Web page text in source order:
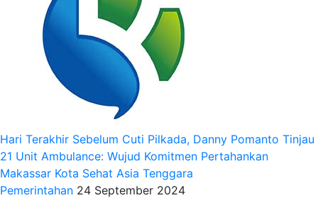
Hari Terakhir Sebelum Cuti Pilkada, Danny Pomanto Tinjau
21 Unit Ambulance: Wujud Komitmen Pertahankan
Makassar Kota Sehat Asia Tenggara
Pemerintahan 24 September 2024